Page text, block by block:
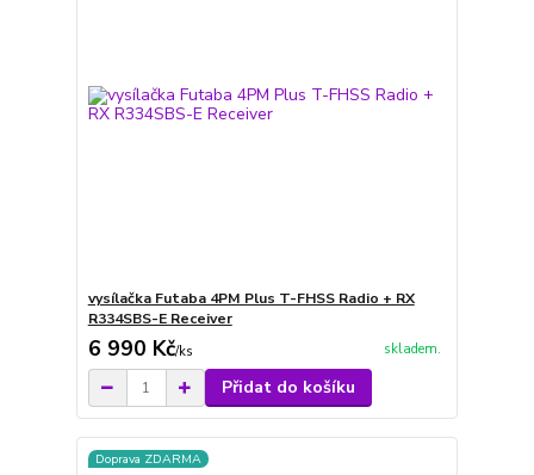
vysílačka Futaba 4PM Plus T-FHSS Radio + RX
R334SBS-E Receiver
6 990 Kč/ks skladem.
Přidat do košíku
Doprava ZDARMA